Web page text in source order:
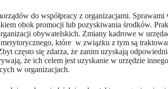
do współpracy z organizacjami.
obok promocji lub pozyskiwania środków.
obywatelskich. Zmiany kadrowe w
które w związku z tym są
często się zdarza, że zanim uzyskają
że ich celem jest uzyskanie w urzędzie
w organizacjach.